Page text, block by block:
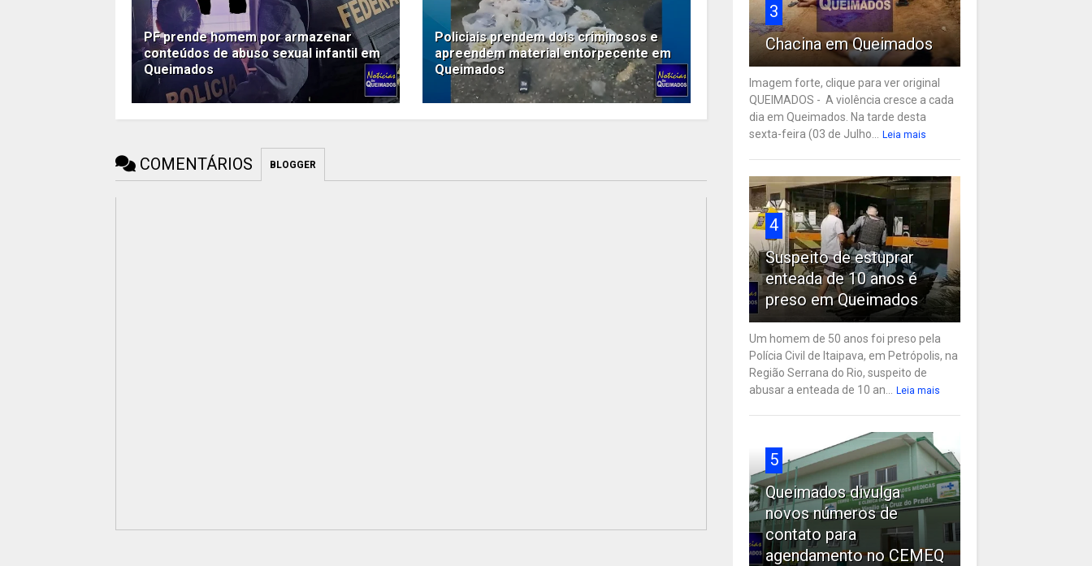
PF prende homem por armazenar
conteúdos de abuso sexual infantil em
Queimados
Policiais prendem dois criminosos e
apreendem material entorpecente em
Queimados
COMENTÁRIOS BLOGGER
3
Chacina em Queimados
Imagem forte, clique para ver original
QUEIMADOS - A violência cresce a cada
dia em Queimados. Na tarde desta
sexta-feira (03 de Julho...
Leia mais
4
Suspeito de estuprar
enteada de 10 anos é
preso em Queimados
Um homem de 50 anos foi preso pela
Polícia Civil de Itaipava, em Petrópolis, na
Região Serrana do Rio, suspeito de
abusar a enteada de 10 an...
Leia mais
5
Queimados divulga
novos números de
contato para
agendamento no CEMEQ